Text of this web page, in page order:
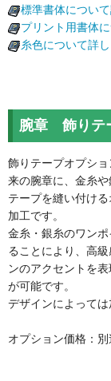
標準書体につい
プリント用書体
糸色について詳
腕章 飾りテ
飾りテープオプシ
来の腕章に、金糸や
テープを縫い付け
加工です。
金糸・銀糸のワンポ
ることにより、高級
ンのアクセントを表
が可能です。
デザインによっては
オプション価格：別